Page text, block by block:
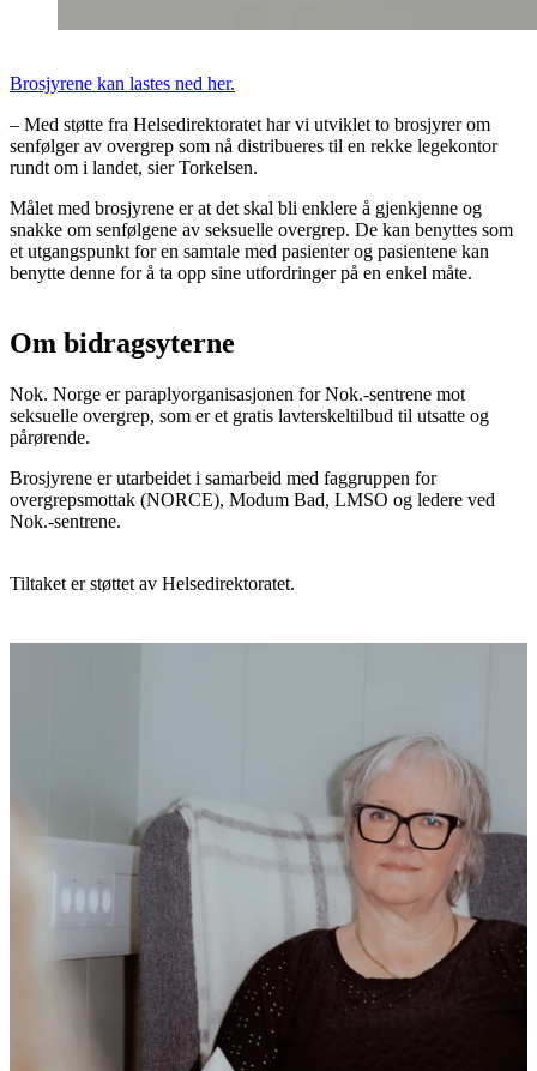
Brosjyrene kan lastes ned her.
– Med støtte fra Helsedirektoratet har vi utviklet to brosjyrer om
senfølger av overgrep som nå distribueres til en rekke legekontor
rundt om i landet, sier Torkelsen.
Målet med brosjyrene er at det skal bli enklere å gjenkjenne og
snakke om senfølgene av seksuelle overgrep. De kan benyttes som
et utgangspunkt for en samtale med pasienter og pasientene kan
benytte denne for å ta opp sine utfordringer på en enkel måte.
Om bidragsyterne
Nok. Norge er paraplyorganisasjonen for Nok.-sentrene mot
seksuelle overgrep, som er et gratis lavterskeltilbud til utsatte og
pårørende.
Brosjyrene er utarbeidet i samarbeid med faggruppen for
overgrepsmottak (NORCE), Modum Bad, LMSO og ledere ved
Nok.-sentrene.
Tiltaket er støttet av Helsedirektoratet.
Nye brosjyrer på arabisk og somali
Les saken
Nyheter
- Vi når i større grad yngre brukere